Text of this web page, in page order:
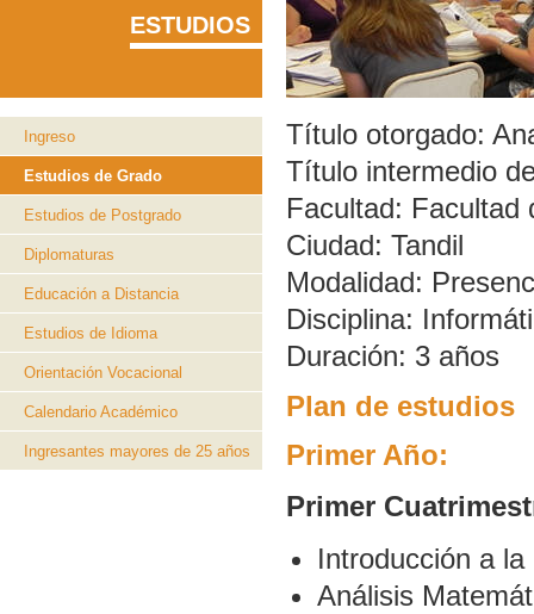
Título otorgado:
Título intermedio
Facultad: Facultad
Ciudad: Tandil
Modalidad:
Disciplina:
Duración: 3 años
Plan de estudios
Primer Año:
Primer
Introducción a
Análisis
ESTUDIOS
Ingreso
Estudios de Grado
Estudios de Postgrado
Diplomaturas
Educación a Distancia
Estudios de Idioma
Orientación Vocacional
Calendario Académico
Ingresantes mayores de 25 años